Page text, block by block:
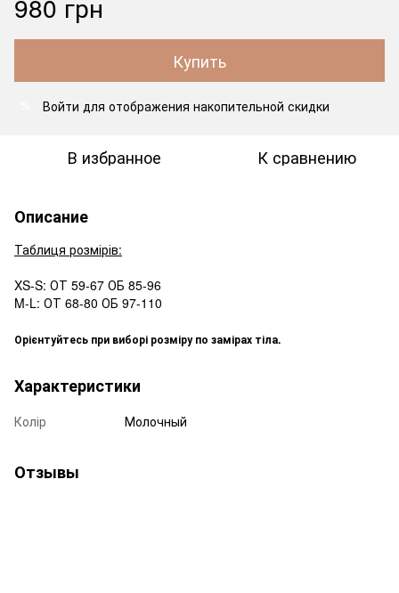
Купить
Войти для отображения накопительной скидки
В избранное К сравнению
Описание
Таблиця розмірів:
XS-S: ОТ 59-67 ОБ 85-96
M-L: ОТ 68-80 ОБ 97-110
Орієнтуйтесь при виборі розміру по замірах тіла.
Характеристики
Колір Молочный
Отзывы